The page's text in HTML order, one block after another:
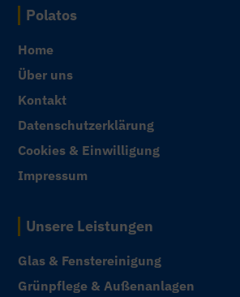
Polatos
Home
Über uns
Kontakt
Datenschutzerklärung
Cookies & Einwilligung
Impressum
Unsere Leistungen
Glas & Fenstereinigung
Grünpflege & Außenanlagen